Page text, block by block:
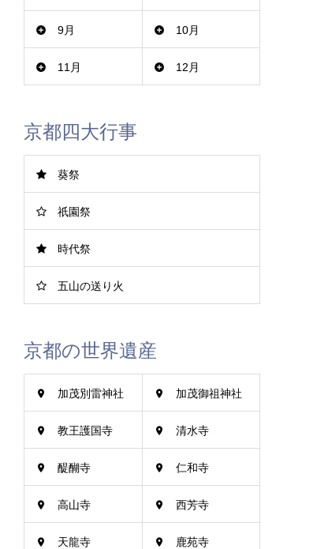
9月 10月
11月 12月
京都四大行事
葵祭
祇園祭
時代祭
五山の送り火
京都の世界遺産
加茂別雷神社 加茂御祖神社
教王護国寺 清水寺
醍醐寺 仁和寺
高山寺 西芳寺
天龍寺 鹿苑寺